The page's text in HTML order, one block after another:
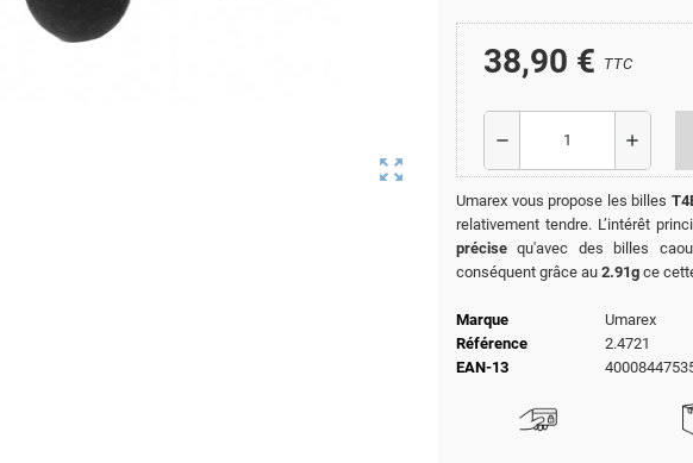
zoom_out_map
38,90 € TTC
remove add
Umarex vous propose les billes
relativement tendre. L’intérêt
précise qu'avec des billes
conséquent grâce au 2.91g ce
Marque
Umarex
Référence
2.4721
EAN-13